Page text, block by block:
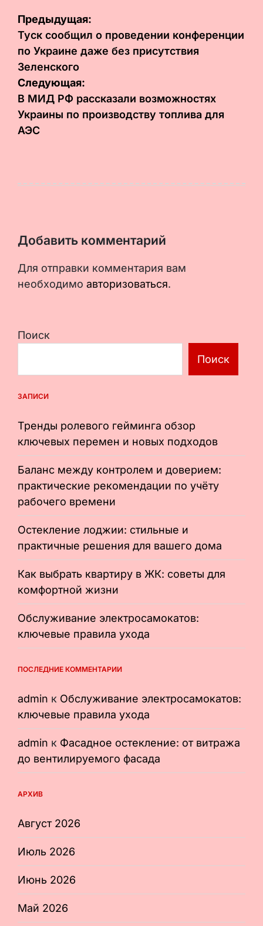
Навигация
по
записям
Предыдущая:
Туск сообщил о проведении конференции
по Украине даже без присутствия
Зеленского
Следующая:
В МИД РФ рассказали возможностях
Украины по производству топлива для
АЭС
Добавить комментарий
Для отправки комментария вам
необходимо авторизоваться.
Поиск
Поиск
ЗАПИСИ
Тренды ролевого гейминга обзор
ключевых перемен и новых подходов
Баланс между контролем и доверием:
практические рекомендации по учёту
рабочего времени
Остекление лоджии: стильные и
практичные решения для вашего дома
Как выбрать квартиру в ЖК: советы для
комфортной жизни
Обслуживание электросамокатов:
ключевые правила ухода
ПОСЛЕДНИЕ КОММЕНТАРИИ
admin к Обслуживание электросамокатов:
ключевые правила ухода
admin к Фасадное остекление: от витража
до вентилируемого фасада
АРХИВ
Август 2026
Июль 2026
Июнь 2026
Май 2026